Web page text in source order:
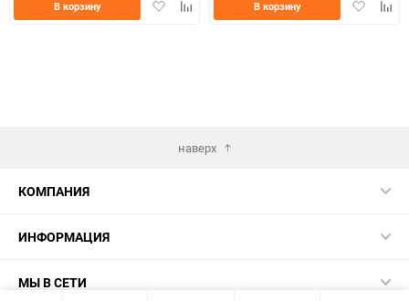
ДобавитьДобавить
В корзину
Добавить
В корзину
наверх
КОМПАНИЯ
ИНФОРМАЦИЯ
МЫ В СЕТИ